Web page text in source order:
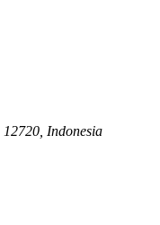
Indonesia